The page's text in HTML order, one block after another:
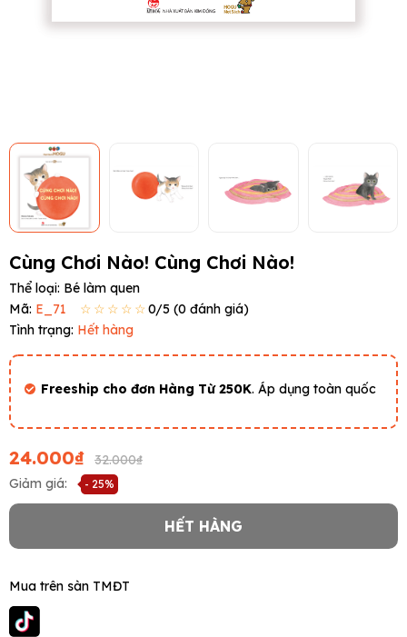
Cùng Chơi Nào! Cùng Chơi Nào!
Thể loại: Bé làm quen
Mã: E_71 ☆☆☆☆☆0/5 (0 đánh giá)
Tình trạng: Hết hàng
Freeship cho đơn Hàng Từ 250K. Áp dụng toàn quốc
24.000₫
32.000₫
Giảm giá:
- 25%
HẾT HÀNG
Mua trên sàn TMĐT